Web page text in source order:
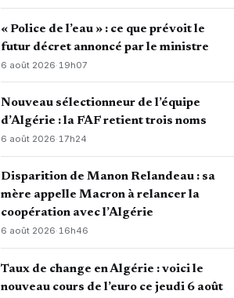
« Police de l’eau » : ce que prévoit le
futur décret annoncé par le ministre
6 août 2026· 19h07
Nouveau sélectionneur de l’équipe
d’Algérie : la FAF retient trois noms
6 août 2026·17h24
Disparition de Manon Relandeau : sa
mère appelle Macron à relancer la
coopération avec l’Algérie
6 août 2026·16h46
Taux de change en Algérie : voici le
nouveau cours de l’euro ce jeudi 6 août